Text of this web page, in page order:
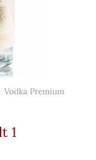
Vodka Premium
1